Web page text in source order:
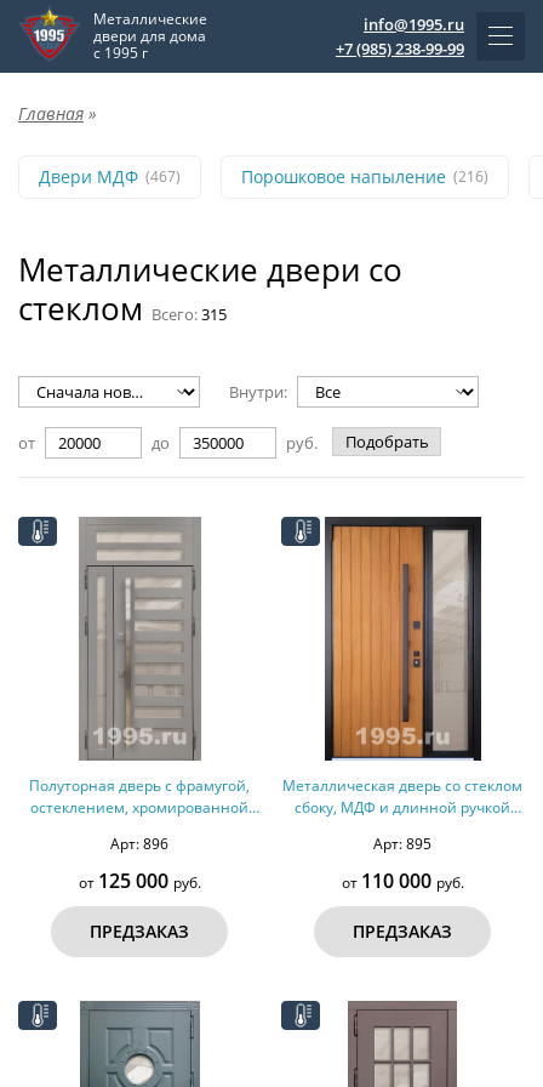
Металлические
двери для дома
с 1995 г
info@1995.ru
+7 (985) 238-99-99
Главная »
Двери МДФ (467) Порошковое напыление (216)
Металлические двери со
стеклом Всего:315
Внутри:
от до руб. Подобрать
Полуторная дверь с фрамугой,
остеклением, хромированной
Арт: 896
от 125 000 руб.
ПРЕДЗАКАЗ
Металлическая дверь со стеклом
сбоку, МДФ и длинной ручкой
Арт: 895
от 110 000 руб.
ПРЕДЗАКАЗ